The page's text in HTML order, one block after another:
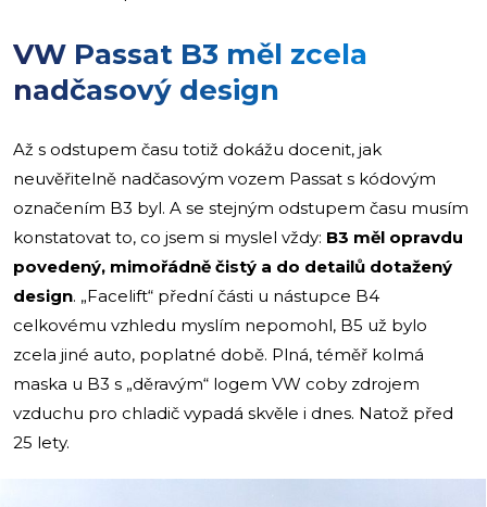
VW Passat B3 měl zcela
nadčasový design
Až s odstupem času totiž dokážu docenit, jak
neuvěřitelně nadčasovým vozem Passat s kódovým
označením B3 byl. A se stejným odstupem času musím
konstatovat to, co jsem si myslel vždy: B3 měl opravdu
povedený, mimořádně čistý a do detailů dotažený
design. „Facelift“ přední části u nástupce B4
celkovému vzhledu myslím nepomohl, B5 už bylo
zcela jiné auto, poplatné době. Plná, téměř kolmá
maska u B3 s „děravým“ logem VW coby zdrojem
vzduchu pro chladič vypadá skvěle i dnes. Natož před
25 lety.